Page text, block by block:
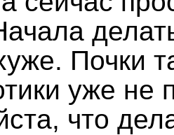
Почки
уже
что